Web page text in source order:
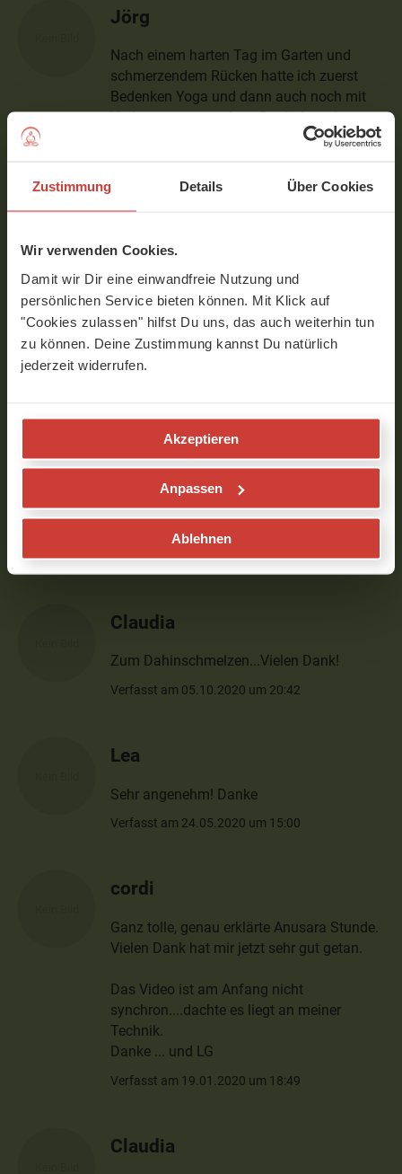
Zustimmung Details Über Cookies
Wir verwenden Cookies.
Damit wir Dir eine einwandfreie Nutzung und
persönlichen Service bieten können. Mit Klick auf
"Cookies zulassen" hilfst Du uns, das auch weiterhin tun
zu können. Deine Zustimmung kannst Du natürlich
jederzeit widerrufen.
Akzeptieren
Anpassen
Ablehnen
Jörg
Nach einem harten Tag im Garten und
schmerzendem Rücken hatte ich zuerst
Bedenken Yoga und dann auch noch mit
Vorbeugen zu machen. Dank der sehr
sensiblen Führung wurde es dann zu einem
mitgeschmolzen.
Verfasst am 27.02.2021 um 18:50
Christine
Jedes Mal einfach wunderbar, gerne mehr
:–)
Joanna
Vielen Dank, und viel Freude beim
Verfasst am 05.10.2020 um 21:01
Claudia
Zum Dahinschmelzen...Vielen Dank!
Verfasst am 05.10.2020 um 20:42
Lea
Sehr angenehm! Danke
Verfasst am 24.05.2020 um 15:00
cordi
Ganz tolle, genau erklärte Anusara Stunde.
Vielen Dank hat mir jetzt sehr gut getan.
Das Video ist am Anfang nicht
synchron....dachte es liegt an meiner
Technik.
Danke ... und LG
Verfasst am 19.01.2020 um 18:49
Claudia